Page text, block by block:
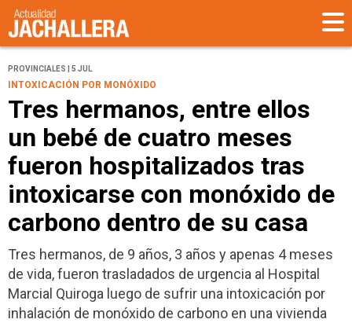
PROVINCIALES | 5 JUL
INTOXICACIÓN POR MONÓXIDO
Tres hermanos, entre ellos
un bebé de cuatro meses
fueron hospitalizados tras
intoxicarse con monóxido de
carbono dentro de su casa
Tres hermanos, de 9 años, 3 años y apenas 4 meses
de vida, fueron trasladados de urgencia al Hospital
Marcial Quiroga luego de sufrir una intoxicación por
inhalación de monóxido de carbono en una vivienda